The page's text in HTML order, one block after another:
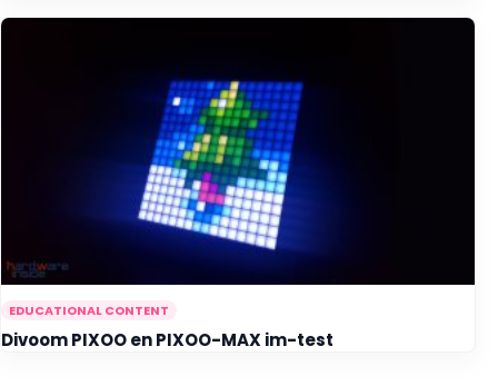
EDUCATIONAL CONTENT
Divoom PIXOO en PIXOO-MAX im-test